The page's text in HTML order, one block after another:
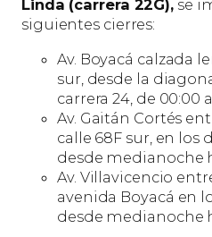
Linda (carrera 22G), se
siguientes cierres:
Av. Boyacá calzada
sur, desde la
carrera 24, de 00:00
Av. Gaitán Cortés
calle 68F sur, en los
desde medianoche
Av. Villavicencio
avenida Boyacá en
desde medianoche